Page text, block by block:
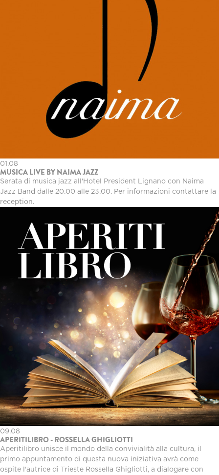
01.08
MUSICA LIVE BY NAIMA JAZZ
Serata di musica jazz all'Hotel President Lignano con Naima
Jazz Band dalle 20.00 alle 23.00. Per informazioni contattare la
reception.
09.08
APERITILIBRO - ROSSELLA GHIGLIOTTI
Aperitilibro unisce il mondo della convivialità alla cultura, il
primo appuntamento di questa nuova iniziativa avrà come
ospite l'autrice di Trieste Rossella Ghigliotti, a dialogare con